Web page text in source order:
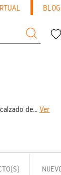
BLOG
de... Ver